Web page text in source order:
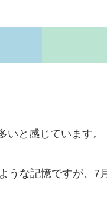
と感じています。
うな記憶ですが、7